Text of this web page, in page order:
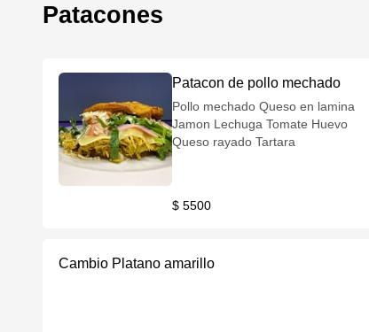
Patacones
Patacon de pollo mechado
Pollo mechado Queso en lamina
Jamon Lechuga Tomate Huevo
Queso rayado Tartara
$ 5500
Cambio Platano amarillo